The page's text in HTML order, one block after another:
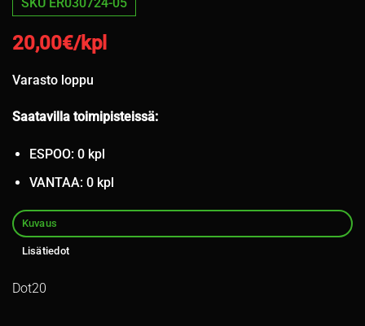
20,00€/kpl
Varasto loppu
Saatavilla toimipisteissä:
ESPOO: 0 kpl
VANTAA: 0 kpl
Kuvaus
Lisätiedot
Dot20